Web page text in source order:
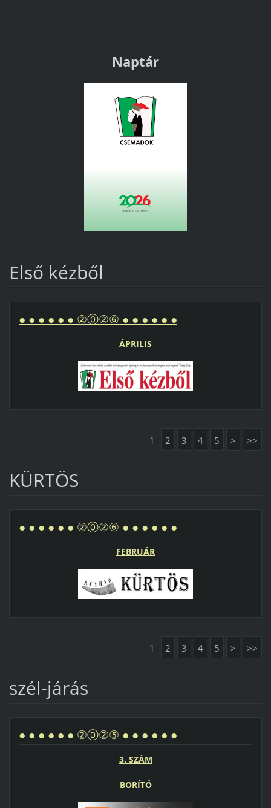
Naptár
Első kézből
● ● ● ● ● ● ②⓪②⑥ ● ● ● ● ● ●
ÁPRILIS
1 2 3 4 5 > >>
KÜRTÖS
● ● ● ● ● ● ②⓪②⑥ ● ● ● ● ● ●
FEBRUÁR
1 2 3 4 5 > >>
szél-járás
● ● ● ● ● ● ②⓪②⑤ ● ● ● ● ● ●
3. SZÁM
BORÍTÓ